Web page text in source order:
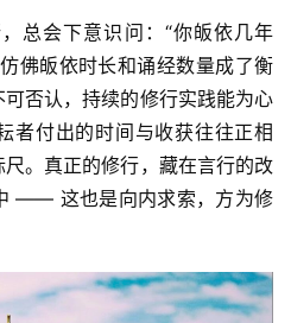
会下意识问：“你皈依几年
佛皈依时长和诵经数量成了衡
否认，持续的修行实践能为心
者付出的时间与收获往往正相
。真正的修行，藏在言行的改
—— 这也是向内求索，方为修